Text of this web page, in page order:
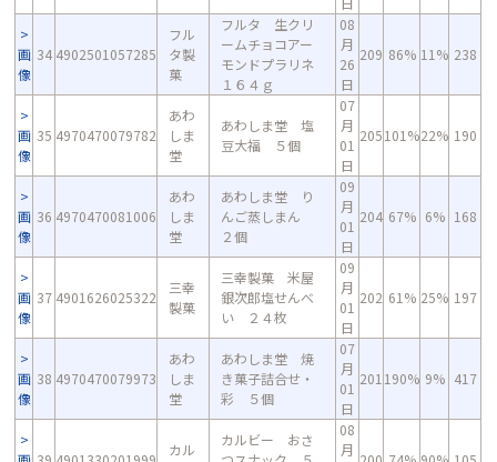
画
像
34 4902501057285
フル
タ製
菓
フルタ 生クリ
ームチョコアー
モンドプラリネ
１６４ｇ
08
月
26
日
209 86% 11% 238
画
像
35 4970470079782
あわ
しま
堂
あわしま堂 塩
豆大福 ５個
07
月
01
日
205101%22% 190
画
像
36 4970470081006
あわ
しま
堂
あわしま堂 り
んご蒸しまん
２個
09
月
01
日
204 67% 6% 168
画
像
37 4901626025322
三幸
製菓
三幸製菓 米屋
銀次郎塩せんべ
い ２４枚
09
月
01
日
202 61% 25% 197
画
像
38 4970470079973
あわ
しま
堂
あわしま堂 焼
き菓子詰合せ・
彩 ５個
07
月
01
日
201 190% 9% 417
カル
カルビー おさ
08
月